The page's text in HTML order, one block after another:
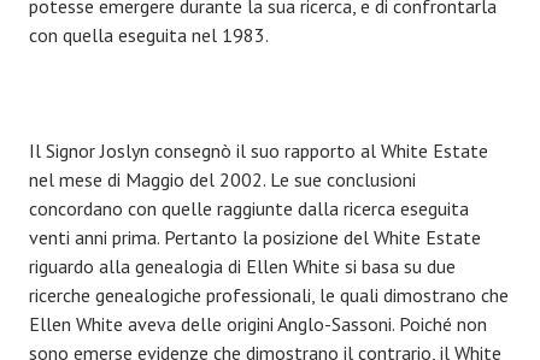
potesse emergere durante la sua ricerca, e di confrontarla
con quella eseguita nel 1983.
Il Signor Joslyn consegnò il suo rapporto al White Estate
nel mese di Maggio del 2002. Le sue conclusioni
concordano con quelle raggiunte dalla ricerca eseguita
venti anni prima. Pertanto la posizione del White Estate
riguardo alla genealogia di Ellen White si basa su due
ricerche genealogiche professionali, le quali dimostrano che
Ellen White aveva delle origini Anglo-Sassoni. Poiché non
sono emerse evidenze che dimostrano il contrario, il White